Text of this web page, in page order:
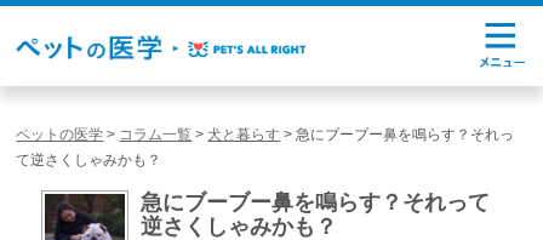
ペットの医学 > コラム一覧 >犬と暮らす >急にブーブー鼻を鳴らす？それっ
て逆さくしゃみかも？
急にブーブー鼻を鳴らす？それって
逆さくしゃみかも？